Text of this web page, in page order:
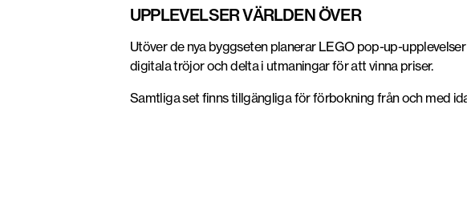
UPPLEVELSER VÄRLDEN ÖVER
Utöver de nya byggseten planerar LEGO pop-up-
digitala tröjor och delta i utmaningar för att vinna priser.
Samtliga set finns tillgängliga för förbokning från och med